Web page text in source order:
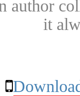
author
it